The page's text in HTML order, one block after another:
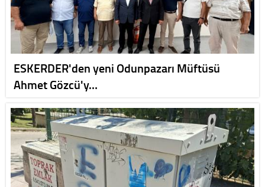
ESKERDER'den yeni Odunpazarı Müftüsü
Ahmet Gözcü'y…